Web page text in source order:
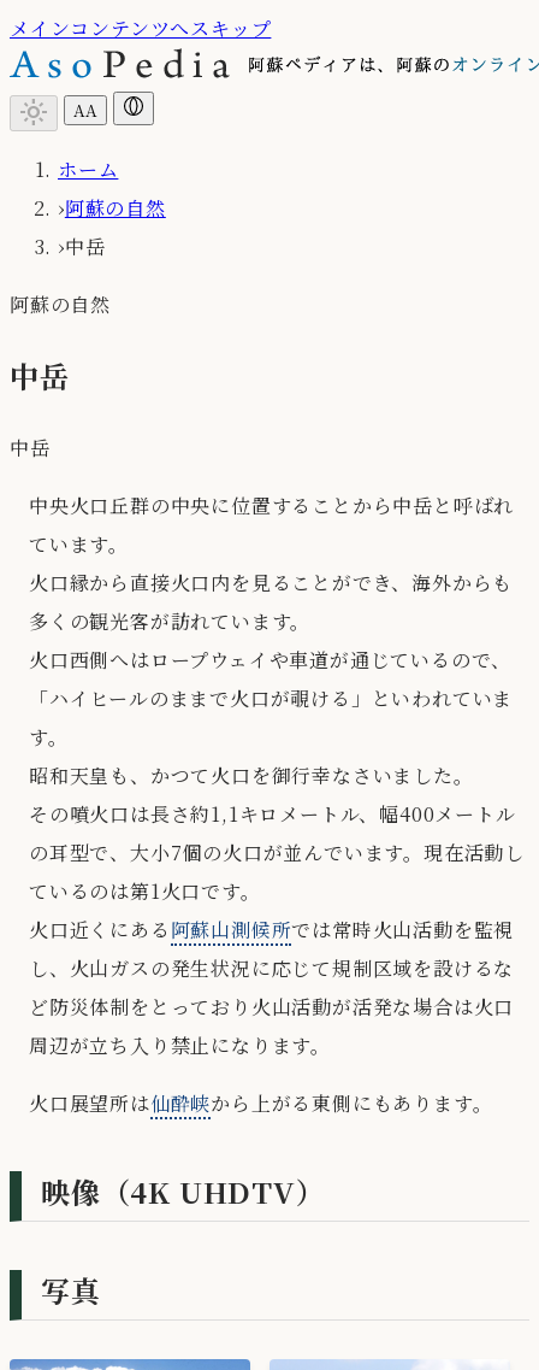
メインコンテンツへスキップ
light_mode AA
ホーム
›阿蘇の自然
›中岳
阿蘇の自然
中岳
中岳
中央火口丘群の中央に位置することから中岳と呼ばれ
ています。
火口縁から直接火口内を見ることができ、海外からも
多くの観光客が訪れています。
火口西側へはロープウェイや車道が通じているので、
「ハイヒールのままで火口が覗ける」といわれていま
す。
昭和天皇も、かつて火口を御行幸なさいました。
その噴火口は長さ約1,1キロメートル、幅400メートル
の耳型で、大小7個の火口が並んでいます。現在活動し
ているのは第1火口です。
火口近くにある 阿蘇山測候所では常時火山活動を監視
し、火山ガスの発生状況に応じて規制区域を設けるな
ど防災体制をとっており火山活動が活発な場合は火口
周辺が立ち入り禁止になります。
火口展望所は仙酔峡から上がる東側にもあります。
映像（4K UHDTV）
写真